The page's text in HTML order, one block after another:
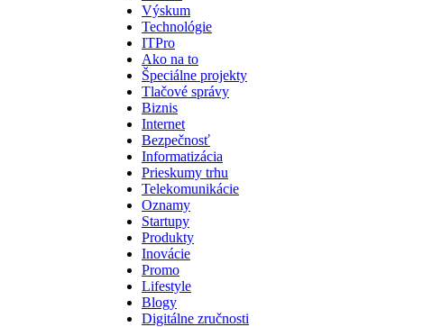
Výskum
Technológie
ITPro
Ako na to
Špeciálne projekty
Tlačové správy
Biznis
Internet
Bezpečnosť
Informatizácia
Prieskumy trhu
Telekomunikácie
Oznamy
Startupy
Produkty
Inovácie
Promo
Lifestyle
Blogy
Digitálne zručnosti